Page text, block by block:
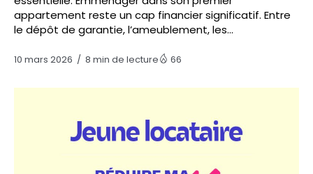
appartement reste un cap financier significatif. Entre
le dépôt de garantie, l’ameublement, les...
10 mars 2026 8 min de lecture 66